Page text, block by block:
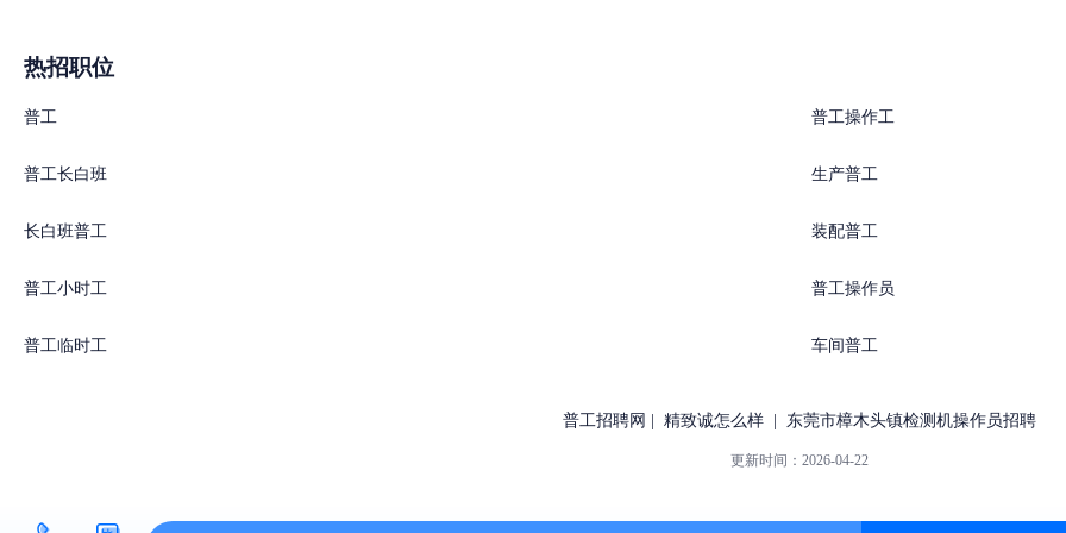
热招职位
普工 普工操作工
普工长白班 生产普工
长白班普工 装配普工
普工小时工 普工操作员
普工临时工 车间普工
普工招聘网 精致诚怎么样 东莞市樟木头镇检测机操作员招聘
更新时间： 2026-04-22